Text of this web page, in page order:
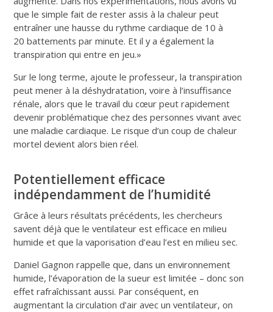
que le simple fait de rester assis à la chaleur peut
entraîner une hausse du rythme cardiaque de 10 à
20 battements par minute. Et il y a également la
transpiration qui entre en jeu.»
Sur le long terme, ajoute le professeur, la transpiration
peut mener à la déshydratation, voire à l’insuffisance
rénale, alors que le travail du cœur peut rapidement
devenir problématique chez des personnes vivant avec
une maladie cardiaque. Le risque d’un coup de chaleur
mortel devient alors bien réel.
Potentiellement efficace
indépendamment de l’humidité
Grâce à leurs résultats précédents, les chercheurs
savent déjà que le ventilateur est efficace en milieu
humide et que la vaporisation d’eau l’est en milieu sec.
Daniel Gagnon rappelle que, dans un environnement
humide, l’évaporation de la sueur est limitée – donc son
effet rafraîchissant aussi. Par conséquent, en
augmentant la circulation d’air avec un ventilateur, on